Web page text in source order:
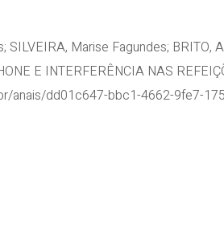
Marise Fagundes; BRITO,
E INTERFERÊNCIA NAS
anais/dd01c647-bbc1-4662-9fe7-